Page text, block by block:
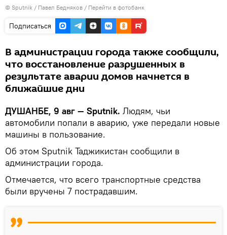
© Sputnik / Павел Бедняков / Перейти в фотобанк
Подписаться
В администрации города также сообщили,
что восстановление разрушенных в
результате аварии домов начнется в
ближайшие дни
ДУШАНБЕ, 9 авг — Sputnik. Людям, чьи
автомобили попали в аварию, уже передали новые
машины в пользование.
Об этом Sputnik Таджикистан сообщили в
администрации города.
Отмечается, что всего транспортные средства
были вручены 7 пострадавшим.